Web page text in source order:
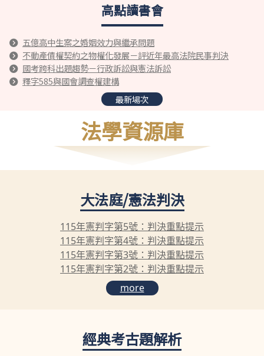
高點讀書會
五億高中生案之婚姻效力與繼承問題
不動產債權契約之物權化發展－評近年最高法院民事判決
國考跨科出題趨勢－行政訴訟與憲法訴訟
釋字585與國會調查權建構
最新場次
法學資源庫
經典考古題解析
大法庭/憲法判決
115年憲判字第5號：判決重點提示
115年憲判字第4號：判決重點提示
115年憲判字第3號：判決重點提示
115年憲判字第2號：判決重點提示
more